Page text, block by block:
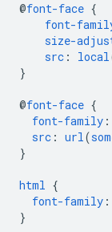
@font-face {
font-
size-
src : local
}
@font-face {
font-family :
src : url(
}
html {
font-family :
}